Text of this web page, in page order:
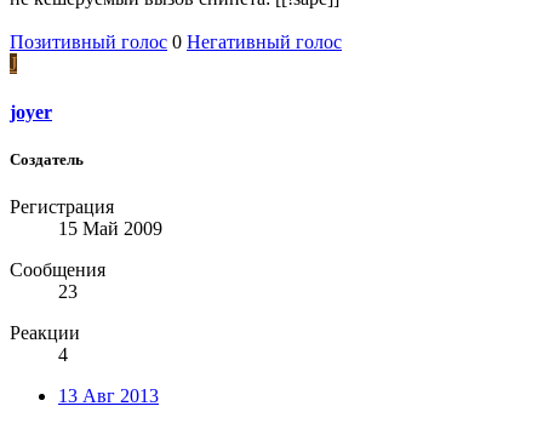
Позитивный голос 0 Негативный голос
J
joyer
Создатель
Регистрация
15 Май 2009
Сообщения
23
Реакции
4
13 Авг 2013